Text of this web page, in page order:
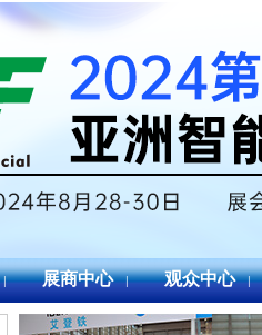
| 展商中心 | 观众中心 |